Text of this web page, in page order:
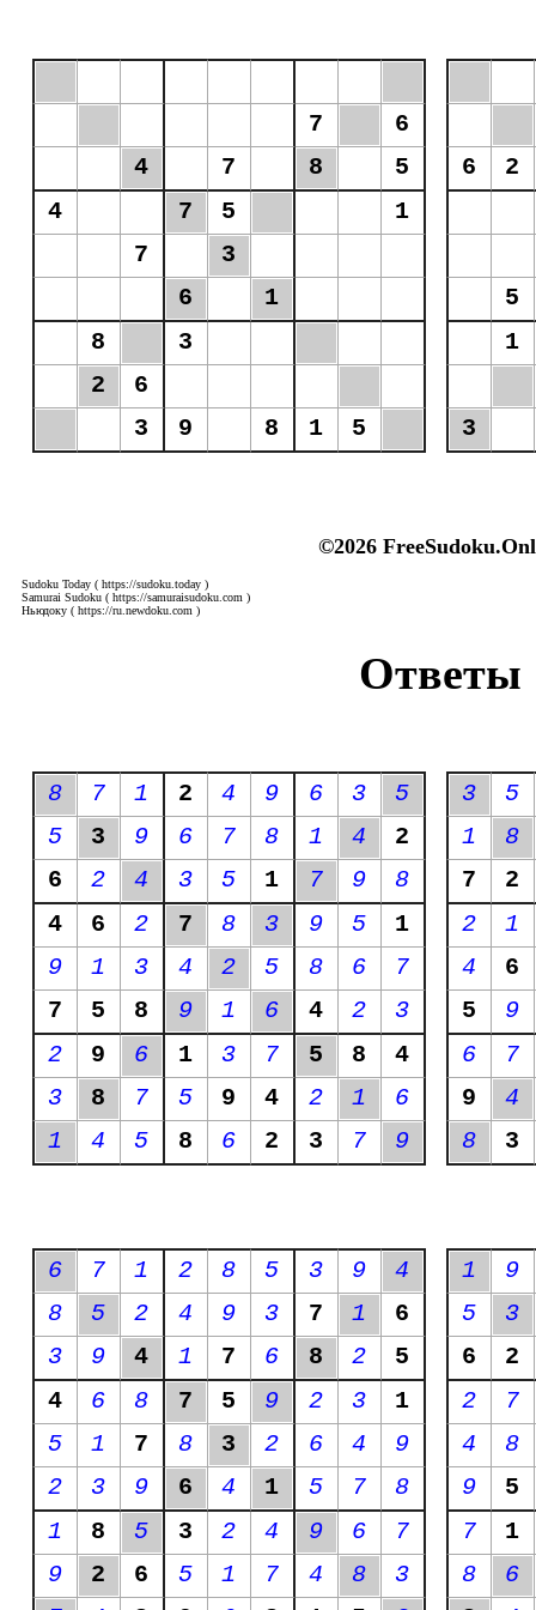
©2026
Sudoku Today ( https://sudoku.today )
Samurai Sudoku ( https://samuraisudoku.com )
Ньюдоку ( https://ru.newdoku.com )
Ответы